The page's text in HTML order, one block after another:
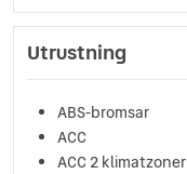
Utrustning
ABS-bromsar
ACC
ACC 2 klimatzoner